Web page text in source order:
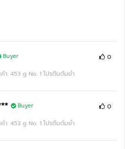
Buyer
า: 453 g No. 1 โปรตีนต้มยำ
0
Buyer
า: 453 g No. 1 โปรตีนต้มยำ
0